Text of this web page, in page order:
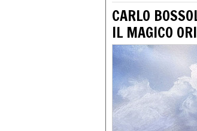
CARLO
IL MAGICO